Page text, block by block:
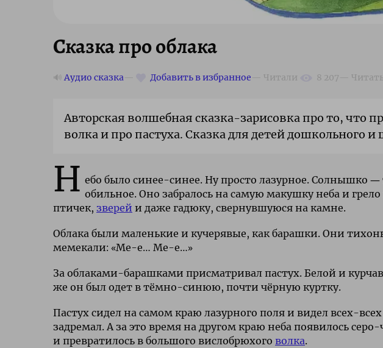
Сказка про облака
🔊 Аудио сказка
Авторская волшебная сказка-зарисовка про то, что
волка и про пастуха. Сказка для детей дошкольного
Н ебо было синее-синее. Ну просто лазурное. Солнышко ―
обильное. Оно забралось на самую макушку неба и грело
птичек, зверей и даже гадюку, свернувшуюся на камне.
Облака были маленькие и кучерявые, как барашки. Они
мемекали: «Ме-е… Ме-е…»
За облаками-барашками присматривал пастух. Белой и
же он был одет в тёмно-синюю, почти чёрную куртку.
Пастух сидел на самом краю лазурного поля и видел всех-
задремал. А за это время на другом краю неба появилось
и превратилось в большого вислобрюхого волка.